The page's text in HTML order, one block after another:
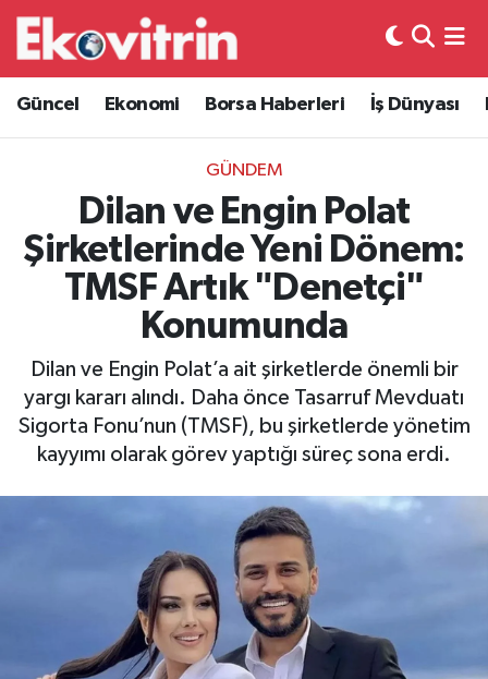
Güncel Ekonomi Borsa Haberleri İş Dünyası
GÜNDEM
Dilan ve Engin Polat
Şirketlerinde Yeni Dönem:
TMSF Artık "Denetçi"
Konumunda
Dilan ve Engin Polat’a ait şirketlerde önemli bir
yargı kararı alındı. Daha önce Tasarruf Mevduatı
Sigorta Fonu’nun (TMSF), bu şirketlerde yönetim
kayyımı olarak görev yaptığı süreç sona erdi.
Güncel
Ekonomi
Borsa Haberleri
İş Dünyası
Lojistik
Otovitrin
Asayiş
Magazin
Eğitim
Hava Durumu
Trafik Durumu
Süper Lig Puan Durumu ve Fikstür
Tüm Manşetler
Son Dakika Haberleri
Haber Arşivi